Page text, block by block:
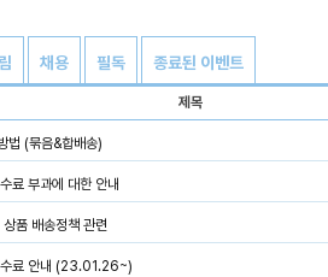
채용 필독 종료된 이벤트
제목
법 (묶음&합배송)
료 부과에 대한 안내
품 배송정책 관련
수료 안내 (23.01.26~)